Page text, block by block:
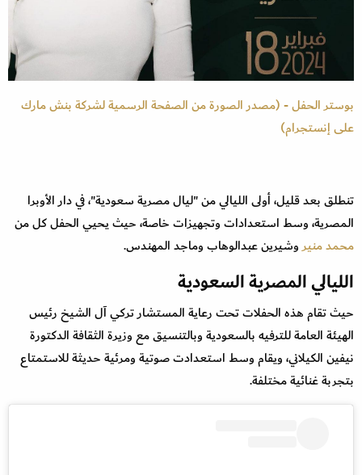
بوستر الحفل - (مصدر الصورة من الصفحة الرسمية لشركة بنش مارك
على إنستجرام)
تنطلق بعد قليل، أولى الليالي من "ليال مصرية سعودية"، في دار الأوبرا
المصرية، وسط استعدادات وتجهيزات خاصة، حيث يحيي الحفل كل من
محمد منيروشيرين عبدالوهاب وماجد المهندس.
الليالي المصرية السعودية
حيث تقام هذه الحفلات تحت رعاية المستشار تركي آل الشيخ رئيس
الهيئة العامة للترفيه بالسعودية وبالتنسيق مع وزيرة الثقافة الدكتورة
نيفين الكيلاني، ويقام وسط استعدادت صوتية ومرئية حديثة للاستمتاع
بتجربة غنائية مختلفة.